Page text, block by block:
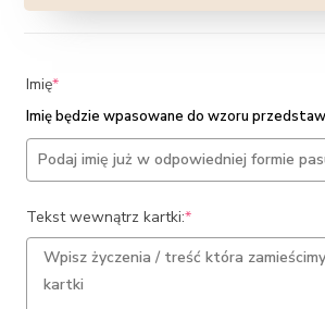
Imię*(required)
Imię będzie wpasowane do wzoru
Tekst wewnątrz kartki:*(required)